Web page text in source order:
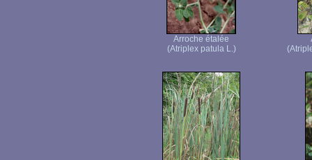
Arroche étalée
(Atriplex patula L.)